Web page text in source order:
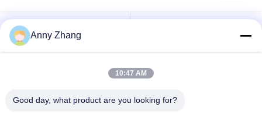
de kar van de
batterijoverdracht
AGV Automatisch
Anny Zhang
10:47 AM
Good day, what product are you looking for?